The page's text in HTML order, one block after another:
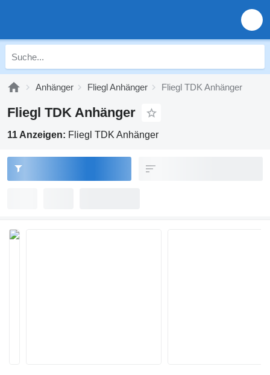
Anhänger Fliegl Anhänger Fliegl TDK Anhänger
Fliegl TDK Anhänger
11 Anzeigen: Fliegl TDK Anhänger